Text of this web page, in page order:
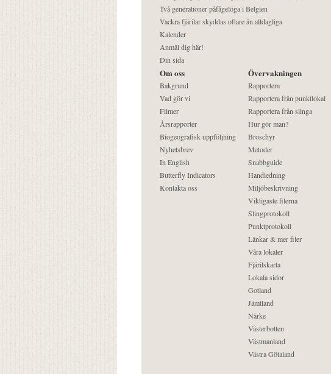
Två generationer påfågelöga i Belgien
Vackra fjärilar skyddas oftare än alldagliga
Kalender
Anmäl dig här!
Din sida
Om oss
Bakgrund
Vad gör vi
Filmer
Årsrapporter
Biogeografisk uppföljning
Nyhetsbrev
In English
Butterfly Indicators
Kontakta oss
Övervakningen
Rapportera
Rapportera från punktlokal
Rapportera från slinga
Hur gör man?
Broschyr
Metoder
Snabbguide
Handledning
Miljöbeskrivning
Viktigaste filerna
Slingprotokoll
Punktprotokoll
Länkar & mer filer
Våra lokaler
Fjärilskarta
Lokala sidor
Gotland
Jämtland
Närke
Västerbotten
Västmanland
Västra Götaland